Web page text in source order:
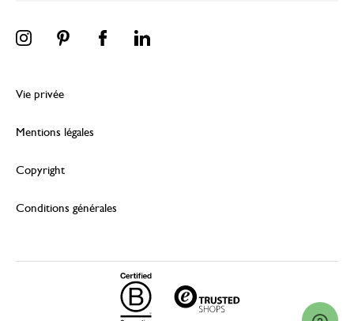
Vie privée
Mentions légales
Copyright
Conditions générales